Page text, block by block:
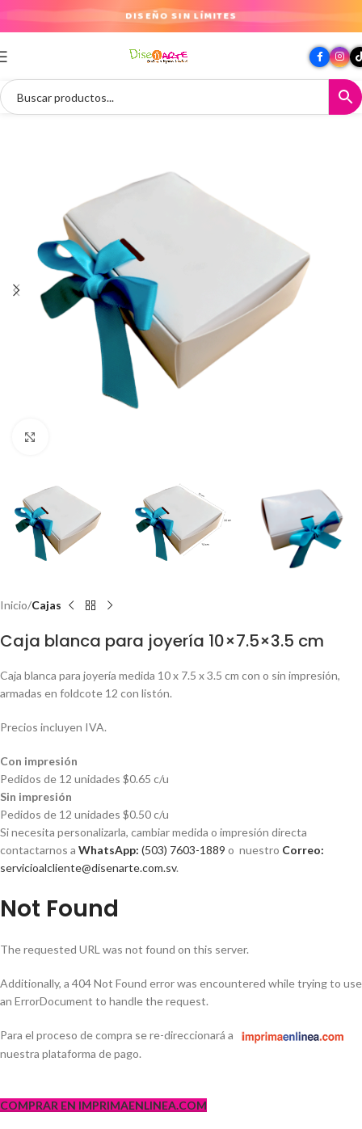
DISEÑO SIN LÍMITES
Inicio Cajas
Caja blanca para joyería 10×7.5×3.5 cm
Caja blanca para joyería medida 10 x 7.5 x 3.5 cm con o sin impresión,
armadas en foldcote 12 con listón.
Precios incluyen IVA.
Con impresión
Pedidos de 12 unidades $0.65 c/u
Sin impresión
Pedidos de 12 unidades $0.50 c/u
Si necesita personalizarla, cambiar medida o impresión directa
contactarnos a WhatsApp: (503) 7603-1889 o nuestro Correo:
servicioalcliente@disenarte.com.sv.
Not Found
The requested URL was not found on this server.
Additionally, a 404 Not Found error was encountered while trying to use
an ErrorDocument to handle the request.
Para el proceso de compra se re-direccionará a
nuestra plataforma de pago.
COMPRAR EN IMPRIMAENLINEA.COM